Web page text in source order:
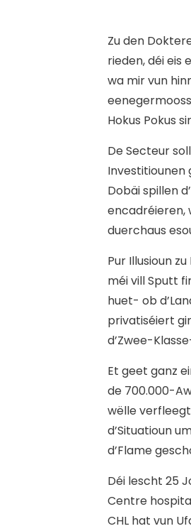
Zu den
rieden, déi eis
wa mir vun
Hokus Pokus
De Secteur
Investitiounen
Dobäi spillen
encadréieren,
duerchaus
Pur Illusioun
méi vill Sputt
huet- ob
privatiséiert
d’Zwee-
Et geet ganz
de 700.000-
wëlle verfleegt
d’Situatioun
d’Flame
Déi lescht 25
Centre
CHL hat vun